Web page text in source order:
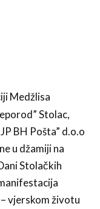
Medžlisa
Stolac,
BH Pošta” d.o.o
u džamiji na
Stolačkih
vjerskom životu